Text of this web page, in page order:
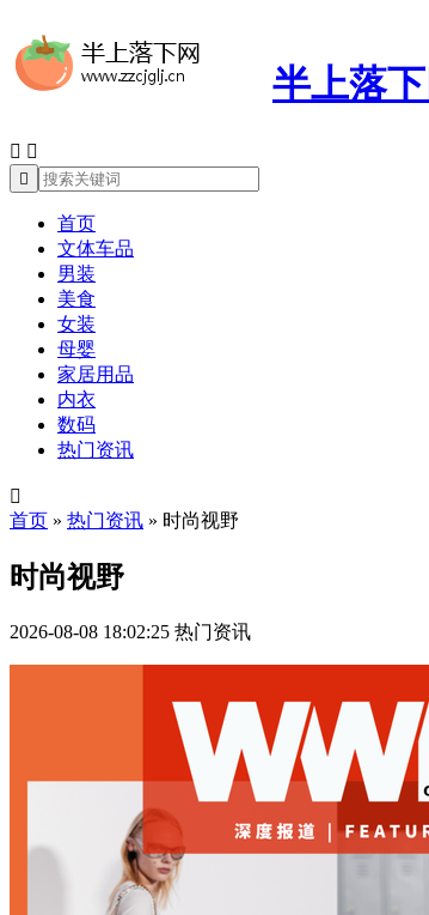
半上落下
 

首页
文体车品
男装
美食
女装
母婴
家居用品
内衣
数码
热门资讯

首页 » 热门资讯 » 时尚视野
时尚视野
2026-08-08 18:02:25 热门资讯